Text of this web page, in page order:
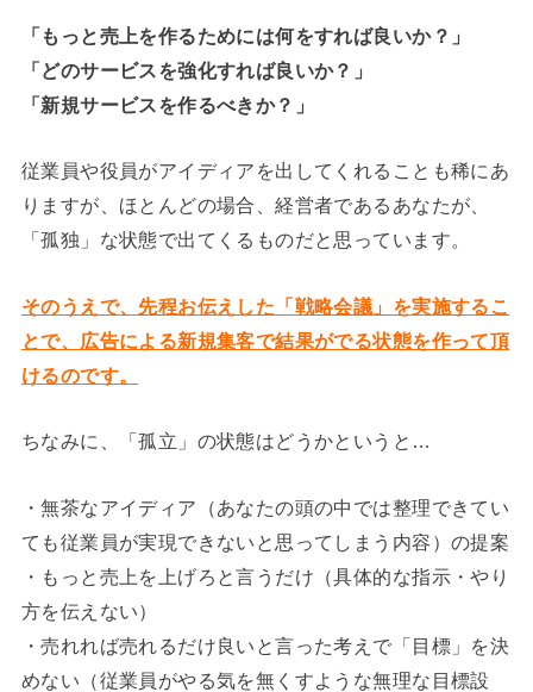
「もっと売上を作るためには何をすれば良いか？」
「どのサービスを強化すれば良いか？」
「新規サービスを作るべきか？」
従業員や役員がアイディアを出してくれることも稀にあ
りますが、ほとんどの場合、経営者であるあなたが、
「孤独」な状態で出てくるものだと思っています。
そのうえで、先程お伝えした「戦略会議」を実施するこ
とで、広告による新規集客で結果がでる状態を作って頂
けるのです。
ちなみに、「孤立」の状態はどうかというと…
・無茶なアイディア（あなたの頭の中では整理できてい
ても従業員が実現できないと思ってしまう内容）の提案
・もっと売上を上げろと言うだけ（具体的な指示・やり
方を伝えない）
・売れれば売れるだけ良いと言った考えで「目標」を決
めない（従業員がやる気を無くすような無理な目標設